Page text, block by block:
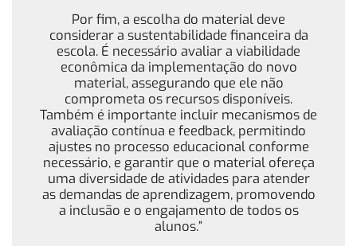
Por fim, a escolha do material deve
considerar a sustentabilidade financeira da
escola. É necessário avaliar a viabilidade
econômica da implementação do novo
material, assegurando que ele não
comprometa os recursos disponíveis.
Também é importante incluir mecanismos de
avaliação contínua e feedback, permitindo
ajustes no processo educacional conforme
necessário, e garantir que o material ofereça
uma diversidade de atividades para atender
as demandas de aprendizagem, promovendo
a inclusão e o engajamento de todos os
alunos.”